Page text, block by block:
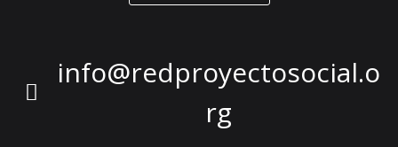
info@redproyectosocial.o
rg